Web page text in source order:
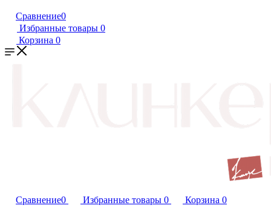
Сравнение0
Избранные товары 0
Корзина 0
Сравнение0 Избранные товары 0 Корзина 0